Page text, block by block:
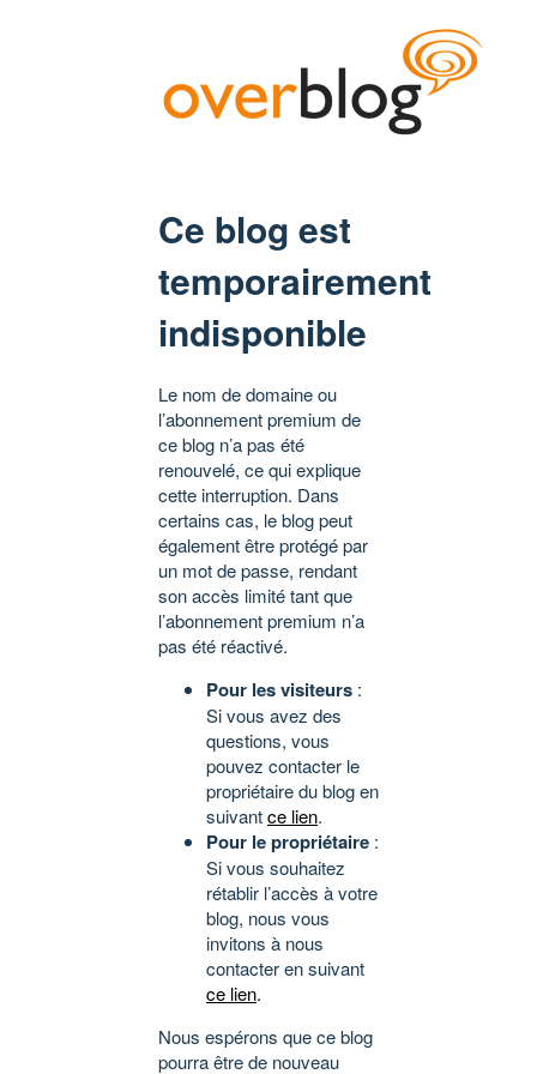
Ce blog est
temporairement
indisponible
Le nom de domaine ou
l’abonnement premium de
ce blog n’a pas été
renouvelé, ce qui explique
cette interruption. Dans
certains cas, le blog peut
également être protégé par
un mot de passe, rendant
son accès limité tant que
l’abonnement premium n’a
pas été réactivé.
Pour les visiteurs :
Si vous avez des
questions, vous
pouvez contacter le
propriétaire du blog en
suivantce lien.
Pour le propriétaire :
Si vous souhaitez
rétablir l’accès à votre
blog, nous vous
invitons à nous
contacter en suivant
ce lien.
Nous espérons que ce blog
pourra être de nouveau